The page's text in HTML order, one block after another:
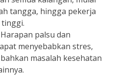
tangga, hingga pekerja
Harapan palsu dan
menyebabkan stres,
masalah kesehatan